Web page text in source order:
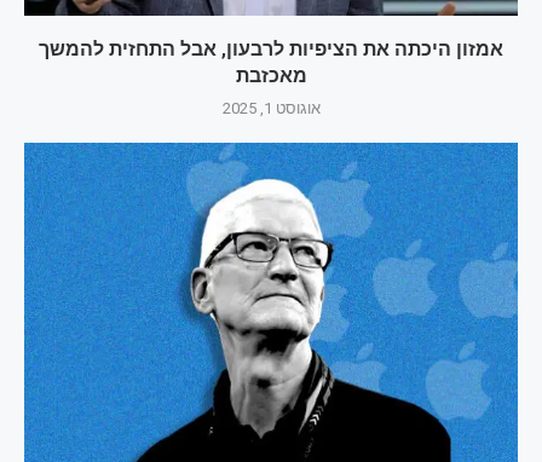
אמזון היכתה את הציפיות לרבעון, אבל התחזית להמשך
מאכזבת
אוגוסט 1, 2025